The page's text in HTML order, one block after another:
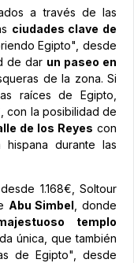
a través de las
ciudades clave de
Egipto", desde
de dar un paseo en
de la zona. Si
raíces de Egipto,
con la posibilidad de
de los Reyes con
durante las
1.168€, Soltour
Abu Simbel , donde
templo
única, que también
de Egipto", desde